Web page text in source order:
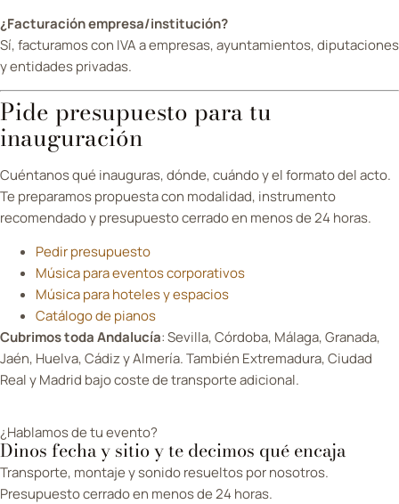
¿Facturación empresa/institución?
Sí, facturamos con IVA a empresas, ayuntamientos, diputaciones
y entidades privadas.
Pide presupuesto para tu
inauguración
Cuéntanos qué inauguras, dónde, cuándo y el formato del acto.
Te preparamos propuesta con modalidad, instrumento
recomendado y presupuesto cerrado en menos de 24 horas.
Pedir presupuesto
Música para eventos corporativos
Música para hoteles y espacios
Catálogo de pianos
Cubrimos toda Andalucía: Sevilla, Córdoba, Málaga, Granada,
Jaén, Huelva, Cádiz y Almería. También Extremadura, Ciudad
Real y Madrid bajo coste de transporte adicional.
¿Hablamos de tu evento?
Dinos fecha y sitio y te decimos qué encaja
Transporte, montaje y sonido resueltos por nosotros.
Presupuesto cerrado en menos de 24 horas.